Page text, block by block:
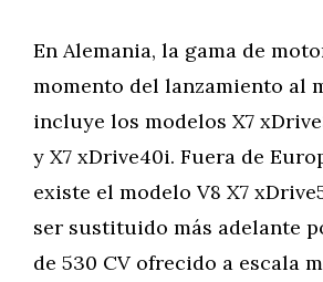
En Alemania, la gama de
momento del lanzamiento al
incluye los modelos X7
y X7 xDrive40i. Fuera de
existe el modelo V8 X7
ser sustituido más adelante
de 530 CV ofrecido a escala